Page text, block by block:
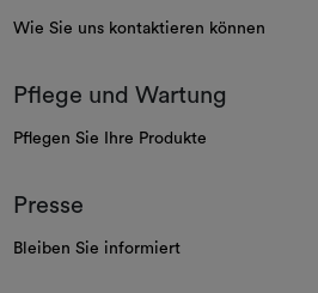
Wie Sie uns kontaktieren können
Pflege und Wartung
Pflegen Sie Ihre Produkte
Presse
Bleiben Sie informiert